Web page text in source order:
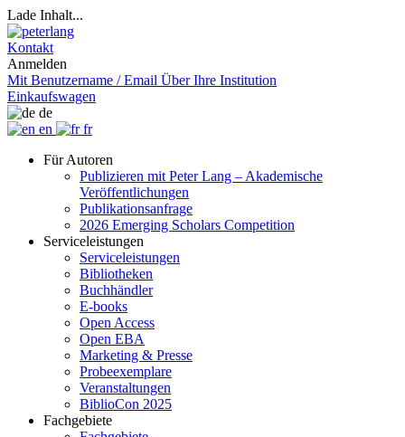
Lade Inhalt...
Kontakt
Anmelden
Mit Benutzername / Email Über Ihre Institution
Einkaufswagen
de
en
fr
Für Autoren
Publizieren mit Peter Lang – Akademische
Veröffentlichungen
Publikationsanfrage
2026 Emerging Scholars Competition
Serviceleistungen
Serviceleistungen
Bibliotheken
Buchhändler
E-books
Open Access
Open EBA
Marketing & Presse
Probeexemplare
Veranstaltungen
BiblioCon 2025
Fachgebiete